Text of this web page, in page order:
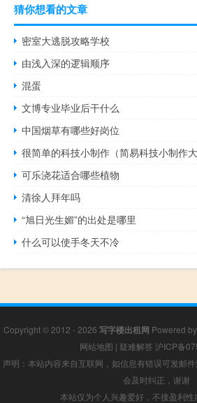
猜你想看的文章
密室大逃脱攻略学校
由浅入深的逻辑顺序
混蛋
文博专业毕业后干什么
中国烟草有哪些好岗位
很简单的科技小制作（简易科技小制作大
可乐浇花适合哪些植物
清徐人拜年吗
“旭日光生媚”的出处是哪里
什么可以使手冬天不冷
Copyright © 2012 - 2026 写字楼出租网 Powered by
网站地图 | 疑难解答 沪ICP备
声明：本站内容来自互联网，如信息有错误可发邮
会及时纠正，谢谢
本站仅为个人兴趣爱好，不接盈利性